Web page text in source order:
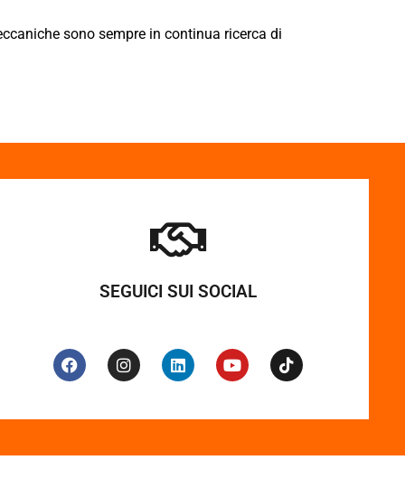
sono sempre in continua ricerca di
SEGUICI SUI SOCIAL